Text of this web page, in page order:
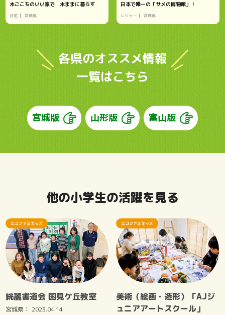
木ごこちのいい家で 木ままに暮らす
住宅 宮城県
日本で唯一の「サメの博物館」！
レジャー 宮城県
各県のオススメ情報
一覧はこちら
宮城版 山形版 富山版
他の小学生の活躍を見る
絖麗書道会 国見ケ丘教室
宮城県： 2023.04.14
エコファミキッズ
美術（絵画・造形）「AJジ
ュニアアートスクール」
エコファミキッズ